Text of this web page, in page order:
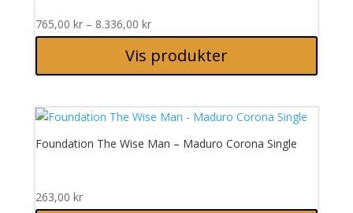
765,00 kr – 8.336,00 krPrisområde:
765,00 kr
til
8.336,00 kr
Vis produkter
Foundation The Wise Man – Maduro Corona Single
263,00 kr